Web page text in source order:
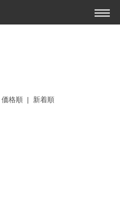
価格順| 新着順